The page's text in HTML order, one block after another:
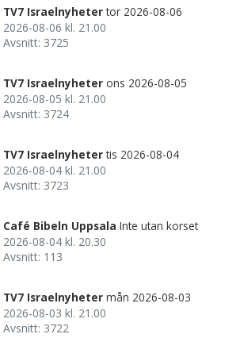
TV7 Israelnyheter tor 2026-08-06
2026-08-06 kl. 21.00
Avsnitt: 3725
TV7 Israelnyheter ons 2026-08-05
2026-08-05 kl. 21.00
Avsnitt: 3724
TV7 Israelnyheter tis 2026-08-04
2026-08-04 kl. 21.00
Avsnitt: 3723
Café Bibeln Uppsala Inte utan korset
2026-08-04 kl. 20.30
Avsnitt: 113
TV7 Israelnyheter mån 2026-08-03
2026-08-03 kl. 21.00
Avsnitt: 3722